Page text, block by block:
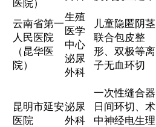
医院）
云南省第一
人民医院
（昆华医
院）
生殖
医学
中心
泌尿
外科
儿童隐匿阴茎
联合包皮整
形、双极等离
子无血环切
昆明市延安
医院
泌尿
外科
一次性缝合器
日间环切、术
中神经电生理